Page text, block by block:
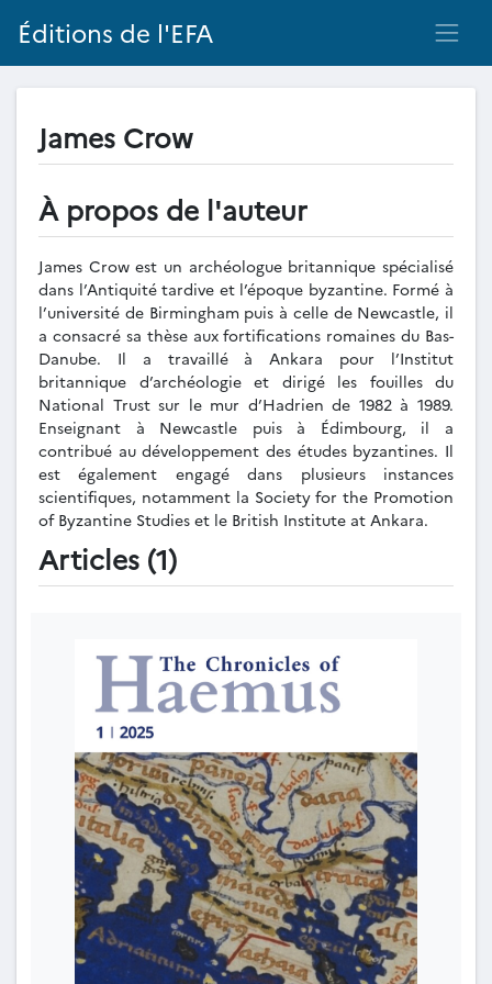
Éditions de l'EFA
James Crow
À propos de l'auteur
James Crow est un archéologue britannique spécialisé
dans l’Antiquité tardive et l’époque byzantine. Formé à
l’université de Birmingham puis à celle de Newcastle, il
a consacré sa thèse aux fortifications romaines du Bas-
Danube. Il a travaillé à Ankara pour l’Institut
britannique d’archéologie et dirigé les fouilles du
National Trust sur le mur d’Hadrien de 1982 à 1989.
Enseignant à Newcastle puis à Édimbourg, il a
contribué au développement des études byzantines. Il
est également engagé dans plusieurs instances
scientifiques, notamment la Society for the Promotion
of Byzantine Studies et le British Institute at Ankara.
Articles (1)